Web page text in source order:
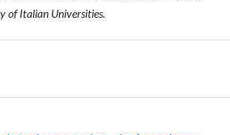
of Italian Universities.